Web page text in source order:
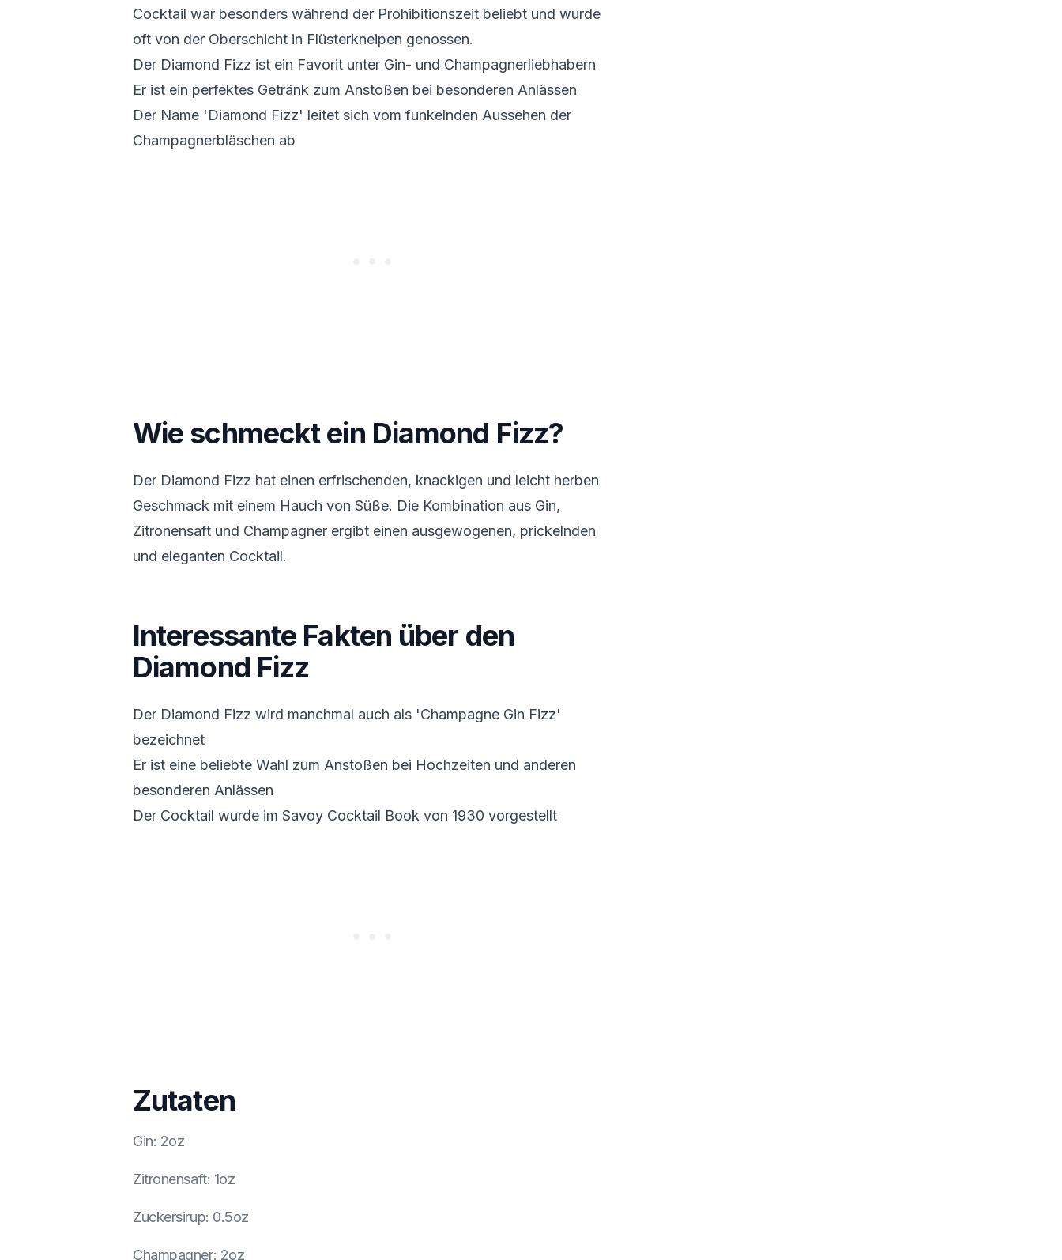
Cocktail war besonders während der Prohibitionszeit beliebt und wurde
oft von der Oberschicht in Flüsterkneipen genossen.
Der Diamond Fizz ist ein Favorit unter Gin- und Champagnerliebhabern
Er ist ein perfektes Getränk zum Anstoßen bei besonderen Anlässen
Der Name 'Diamond Fizz' leitet sich vom funkelnden Aussehen der
Champagnerbläschen ab
Wie schmeckt ein Diamond Fizz?
Der Diamond Fizz hat einen erfrischenden, knackigen und leicht herben
Geschmack mit einem Hauch von Süße. Die Kombination aus Gin,
Zitronensaft und Champagner ergibt einen ausgewogenen, prickelnden
und eleganten Cocktail.
Interessante Fakten über den
Diamond Fizz
Der Diamond Fizz wird manchmal auch als 'Champagne Gin Fizz'
bezeichnet
Er ist eine beliebte Wahl zum Anstoßen bei Hochzeiten und anderen
besonderen Anlässen
Der Cocktail wurde im Savoy Cocktail Book von 1930 vorgestellt
Zutaten
Gin: 2oz
Zitronensaft: 1oz
Zuckersirup: 0.5oz
Champagner: 2oz